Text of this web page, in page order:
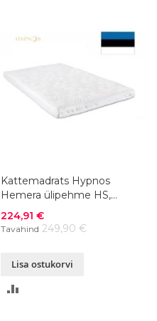
Kattemadrats Hypnos
Hemera ülipehme HS,
ringlukuga 120x200x8 cm
Soodushind
224,91 €
Tavahind 249,90 €
Lisa ostukorvi